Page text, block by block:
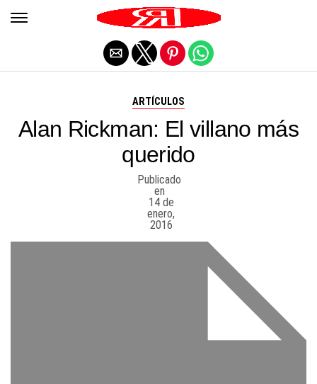
ARTÍCULOS
Alan Rickman: El villano más
querido
Publicado
en
14 de
enero,
2016
Salir de la versión móvil